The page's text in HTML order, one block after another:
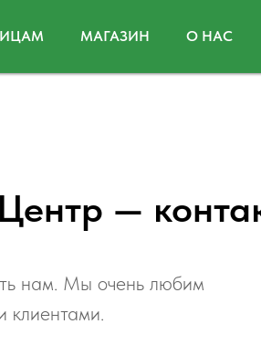
МАГАЗИН О НАС
—
нам. Мы очень любим
клиентами.